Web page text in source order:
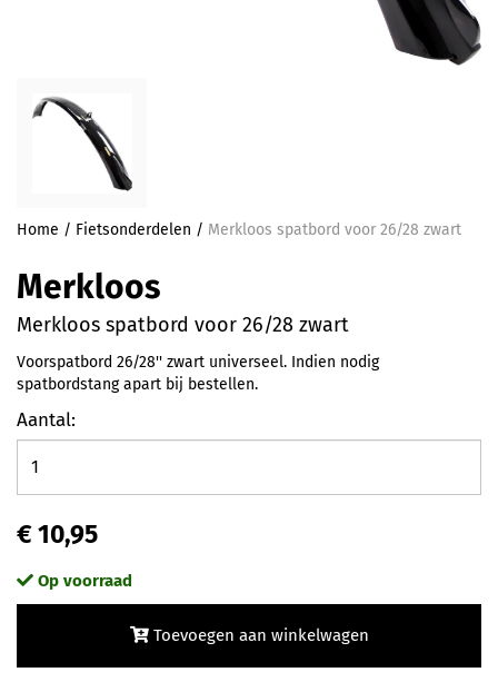
Home / Fietsonderdelen / Merkloos spatbord voor 26/28 zwart
Merkloos
Merkloos spatbord voor 26/28 zwart
Voorspatbord 26/28'' zwart universeel. Indien nodig
spatbordstang apart bij bestellen.
Aantal:
€ 10,95
Op voorraad
Toevoegen aan winkelwagen